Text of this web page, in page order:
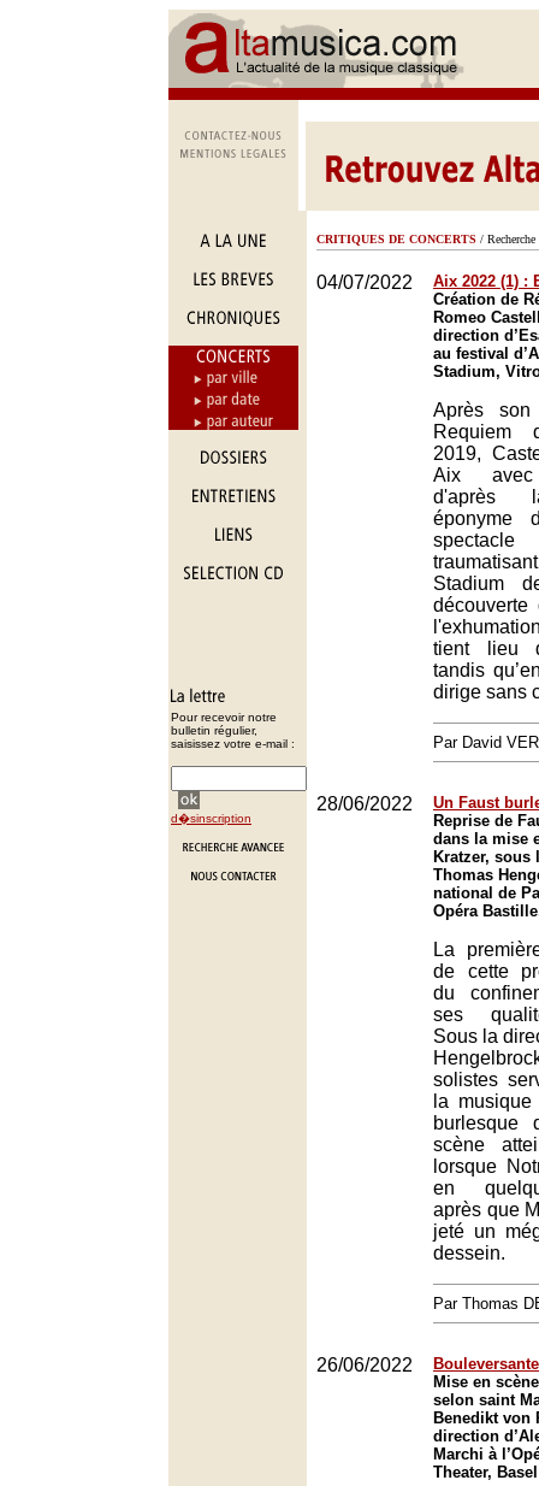
Pour recevoir notre
bulletin régulier,
saisissez votre e-mail :
d�sinscription
CRITIQUES DE CONCERTS / Recherche
04/07/2022
Aix 2022 (1) :
Création de
Romeo
direction
au festival
Stadium,
Après son
Requiem
2019,
Aix avec
d'après
éponyme
Stadium
découverte
tient lieu
tandis
dirige sans
Par David
28/06/2022
Un Faust
Reprise de
dans la mise
Kratzer, sous
Thomas
national de
Opéra
La
de cette
du
ses
Sous la
solistes
la
scène
lorsque
en
après que
jeté un
dessein.
Par Thomas
26/06/2022
Mise en
selon saint
Benedikt von
direction
Marchi à
Theater, Basel